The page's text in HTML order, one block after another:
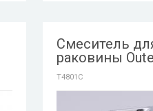
Смеситель
раковины
T4801C